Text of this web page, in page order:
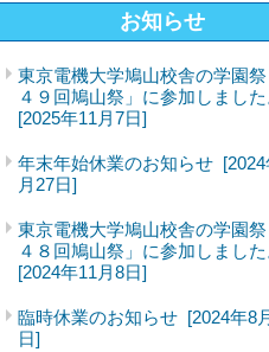
お知らせ
東京電機大学鳩山校舎の学園
４９回鳩山祭」に参加しました
[2025年11月7日]
年末年始休業のお知らせ
月27日]
東京電機大学鳩山校舎の学園
４８回鳩山祭」に参加しました
[2024年11月8日]
臨時休業のお知らせ [2024年8
日]